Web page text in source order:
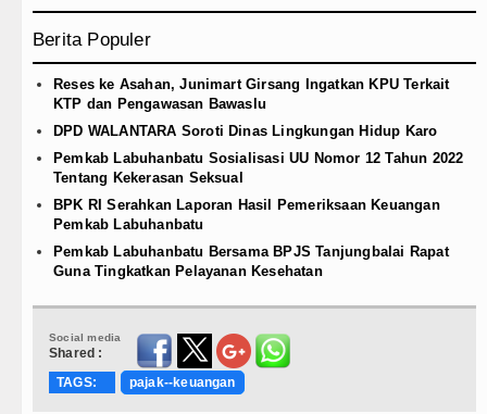
Berita Populer
Reses ke Asahan, Junimart Girsang Ingatkan KPU Terkait
KTP dan Pengawasan Bawaslu
DPD WALANTARA Soroti Dinas Lingkungan Hidup Karo
Pemkab Labuhanbatu Sosialisasi UU Nomor 12 Tahun 2022
Tentang Kekerasan Seksual
BPK RI Serahkan Laporan Hasil Pemeriksaan Keuangan
Pemkab Labuhanbatu
Pemkab Labuhanbatu Bersama BPJS Tanjungbalai Rapat
Guna Tingkatkan Pelayanan Kesehatan
Social media
Shared :
TAGS:
pajak--keuangan